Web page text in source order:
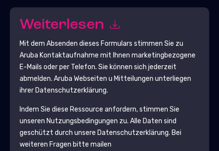
Weiterlesen
Mit dem Absenden dieses Formulars stimmen Sie zu
Aruba Kontaktaufnahme mit Ihnen marketingbezogene
E-Mails oder per Telefon. Sie können sich jederzeit
abmelden. Aruba Webseiten u Mitteilungen unterliegen
ihrer Datenschutzerklärung.
Indem Sie diese Ressource anfordern, stimmen Sie
unseren Nutzungsbedingungen zu. Alle Daten sind
geschützt durch unsere Datenschutzerklärung. Bei
weiteren Fragen bitte mailen